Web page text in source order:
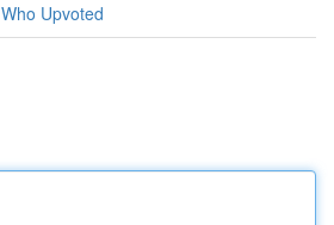
Who Upvoted